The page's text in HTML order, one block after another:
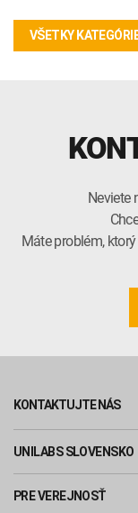
VŠETKY
Neviete
Máte problém,
KONTAKTUJTE NÁS
UNILABS SLOVENSKO
PRE VEREJNOSŤ